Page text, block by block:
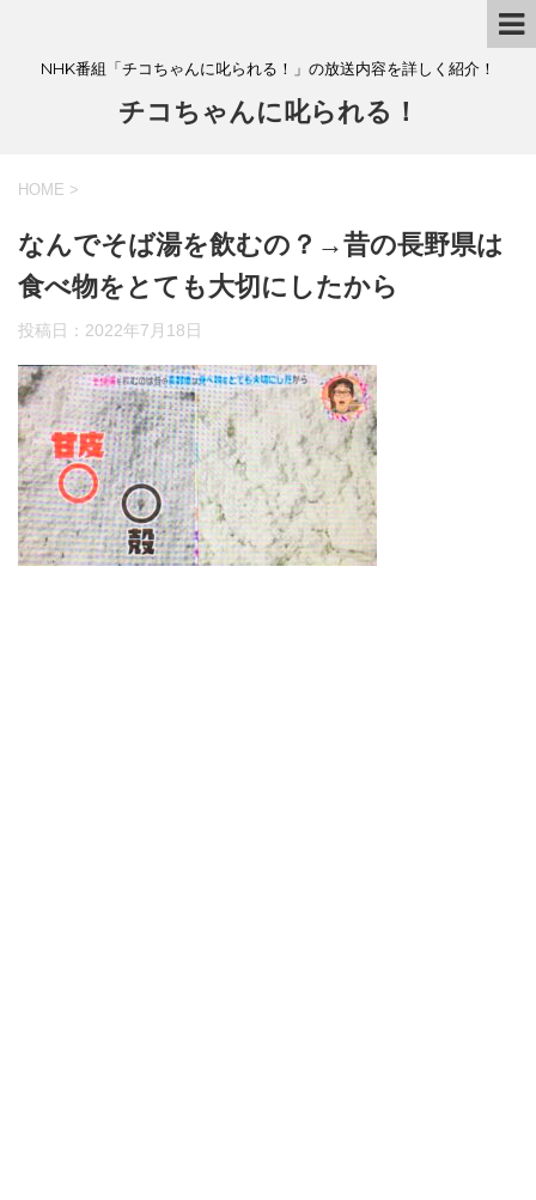
NHK番組「チコちゃんに叱られる！」の放送内容を詳しく紹介！
チコちゃんに叱られる！
HOME >
なんでそば湯を飲むの？→昔の長野県は
食べ物をとても大切にしたから
投稿日： 2022年7月18日